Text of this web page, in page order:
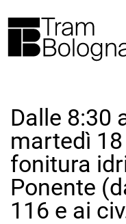
Dalle 8:30
martedì
fonitura
Ponente
116 e ai